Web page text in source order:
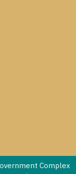
Complex